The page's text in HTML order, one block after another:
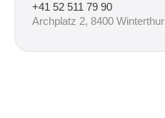
+41 52 511 79 90
Archplatz 2, 8400 Winterthur